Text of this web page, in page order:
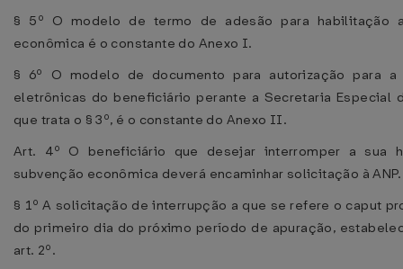
§ 5º O modelo de termo de adesão para habilitação
econômica é o constante do Anexo I.
§ 6º O modelo de documento para autorização para
eletrônicas do beneficiário perante a Secretaria Especial
que trata o § 3º, é o constante do Anexo II.
Art. 4º O beneficiário que desejar interromper a sua
subvenção econômica deverá encaminhar solicitação à ANP.
§ 1º A solicitação de interrupção a que se refere o caput
do primeiro dia do próximo período de apuração,
art. 2º.